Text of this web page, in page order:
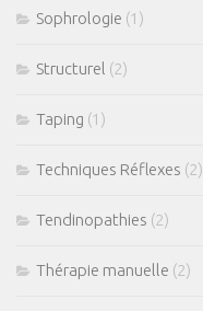
Sophrologie (1)
Structurel (2)
Taping (1)
Techniques Réflexes (2)
Tendinopathies (2)
Thérapie manuelle (2)